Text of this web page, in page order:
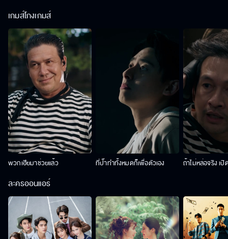
เกมส์โกงเกมส์
พวกเฮียมาช่วยแล้ว ที่ป๊าทำทั้งหมดก็เพื่อตัวเอง ถ้าไม่หล่อจริง เปิ
ละครออนแอร์